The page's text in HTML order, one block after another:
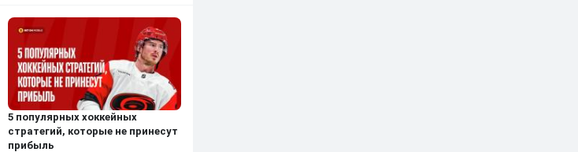
5 популярных хоккейных
стратегий, которые не принесут
прибыль